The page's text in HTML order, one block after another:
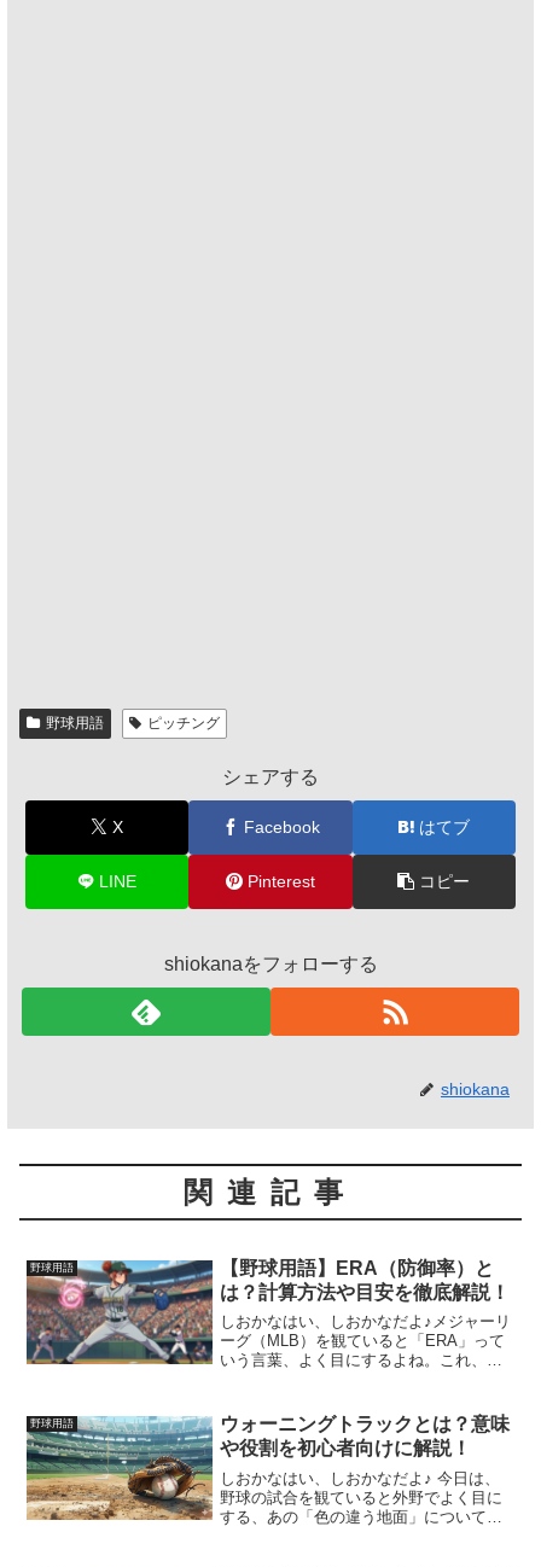
野球用語 ピッチング
シェアする
X Facebook はてブ
LINE Pinterest コピー
shiokanaをフォローする
shiokana
関連記事
野球用語
【野球用語】ERA（防御率）と
は？計算方法や目安を徹底解説！
しおかなはい、しおかなだよ♪メジャーリ
ーグ（MLB）を観ていると「ERA」って
いう言葉、よく目にするよね。これ、日
標なんだ！「数字が低い方がいいのはわ
かるけど、計算とか...
野球用語
ウォーニングトラックとは？意味
や役割を初心者向けに解説！
しおかなはい、しおかなだよ♪ 今日は、
野球の試合を観ていると外野でよく目に
する、あの「色の違う地面」について解